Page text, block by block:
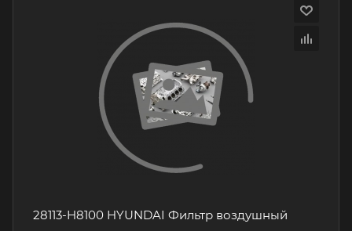
28113-H8100 HYUNDAI Фильтр воздушный